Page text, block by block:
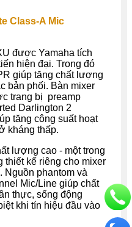
Class-A Mic
được Yamaha tích
hiện đại. Trong đó
giúp tăng chất lượng
bản phối. Bàn mixer
trang bị preamp
Darlington 2
tăng công suất hoạt
kháng thấp.
lượng cao - một trong
kế riêng cho mixer
Nguồn phantom và
Mic/Line giúp chất
thực, sống động
khi tín hiệu đầu vào